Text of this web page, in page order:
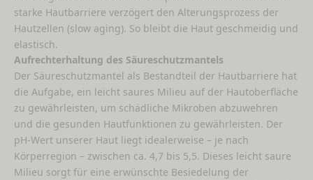
starke Hautbarriere verzögert den Alterungsprozess der
Hautzellen (slow aging). So bleibt die Haut geschmeidig und
elastisch.
Aufrechterhaltung des Säureschutzmantels
Der Säureschutzmantel als Bestandteil der Hautbarriere hat
die Aufgabe, ein leicht saures Milieu auf der Hautoberfläche
zu gewährleisten, um schädliche Mikroben abzuwehren
und die gesunden Hautfunktionen zu gewährleisten. Der
pH-Wert unserer Haut liegt idealerweise – je nach
Körperregion – zwischen ca. 4,7 bis 5,5. Dieses leicht saure
Milieu sorgt für eine erwünschte Besiedelung der